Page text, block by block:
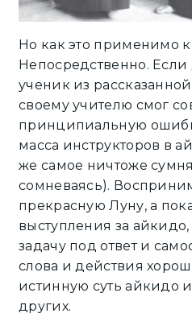
Но как это применимо
Непосредственно.
ученик из
своему учителю смог
принципиальную
масса инструкторов в
же самое ничтоже
сомневаясь).
прекрасную Луну, а
выступления за
задачу под ответ и
слова и действия
истинную суть айкидо
других.